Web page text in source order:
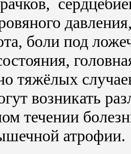
боли под
тяжёлых
возникать
течении
атрофии.